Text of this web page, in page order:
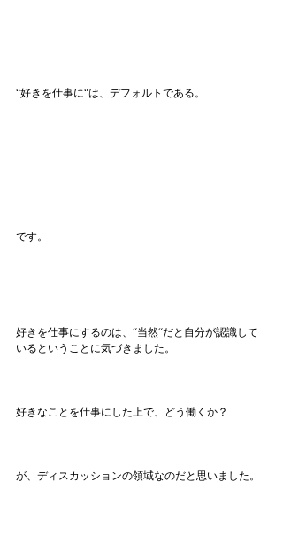
“好きを仕事に“は、デフォルトである。
です。
好きを仕事にするのは、“当然“だと自分が認識して
いるということに気づきました。
好きなことを仕事にした上で、どう働くか？
が、ディスカッションの領域なのだと思いました。